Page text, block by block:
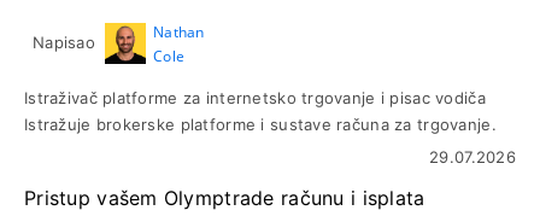
Napisao
Nathan
Cole
Istraživač platforme za internetsko trgovanje i pisac vodiča
Istražuje brokerske platforme i sustave računa za trgovanje.
29.07.2026
Pristup vašem Olymptrade računu i isplata